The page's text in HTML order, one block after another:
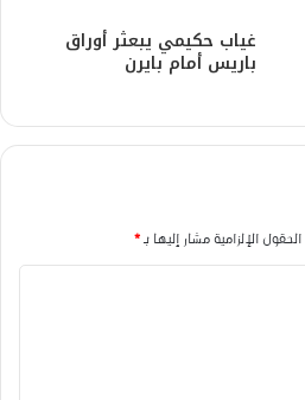
غياب حكيمي يبعثر أوراق
باريس أمام بايرن
الحقول الإلزامية مشار إليها بـ*